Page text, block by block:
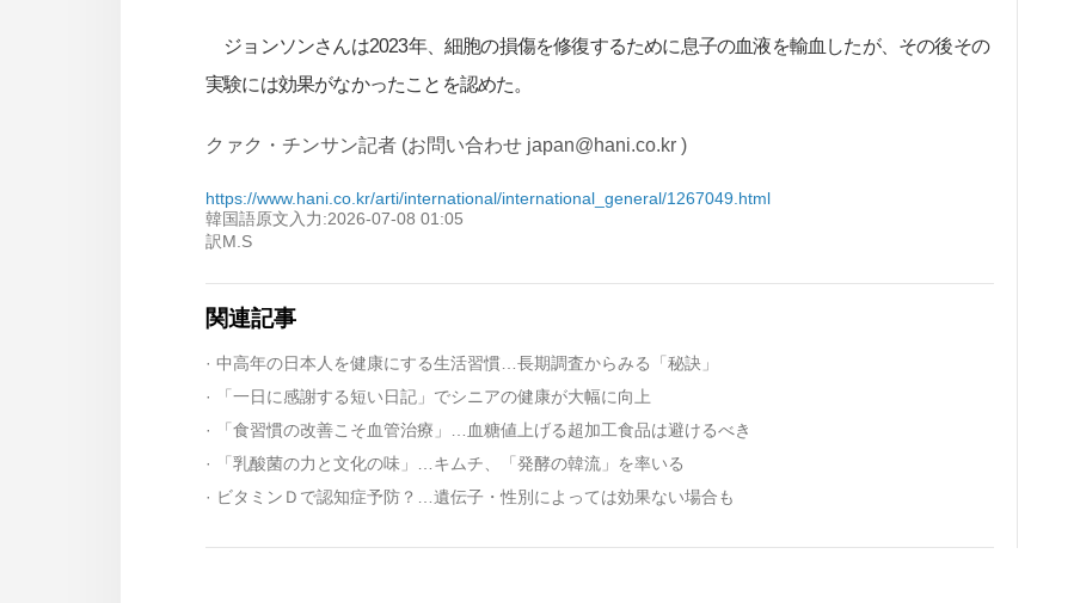
ジョンソンさんは2023年、細胞の損傷を修復するために息子の血液を輸血したが、その後その
実験には効果がなかったことを認めた。
クァク・チンサン記者 (お問い合わせ japan@hani.co.kr )
https://www.hani.co.kr/arti/international/international_general/1267049.html
韓国語原文入力:2026-07-08 01:05
訳M.S
関連記事
· 中高年の日本人を健康にする生活習慣…長期調査からみる「秘訣」
· 「一日に感謝する短い日記」でシニアの健康が大幅に向上
· 「食習慣の改善こそ血管治療」…血糖値上げる超加工食品は避けるべき
· 「乳酸菌の力と文化の味」…キムチ、「発酵の韓流」を率いる
· ビタミンＤで認知症予防？…遺伝子・性別によっては効果ない場合も